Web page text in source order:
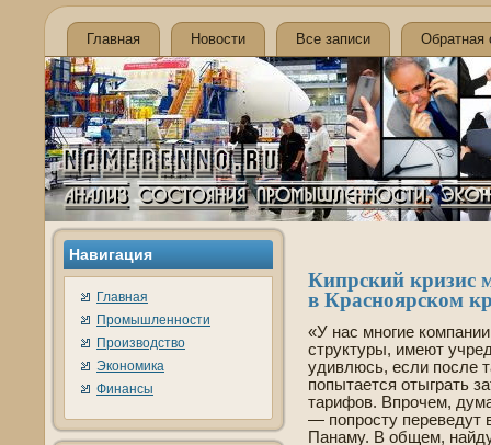
Главная Новости Все записи Обратная
Навигация
Главная
Промышленности
Производство
Экономика
Финансы
Кипрский кризис
в Красноярском
«У нас многие
структуры, имеют
удивлюсь, если после
попытается отыграть
тарифов. Впрочем,
— попросту
Панаму. В общем,